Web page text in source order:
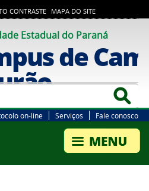
CONTRASTE MAPA DO SITE
Estadual do Paraná
de
on-line Serviços Fale conosco